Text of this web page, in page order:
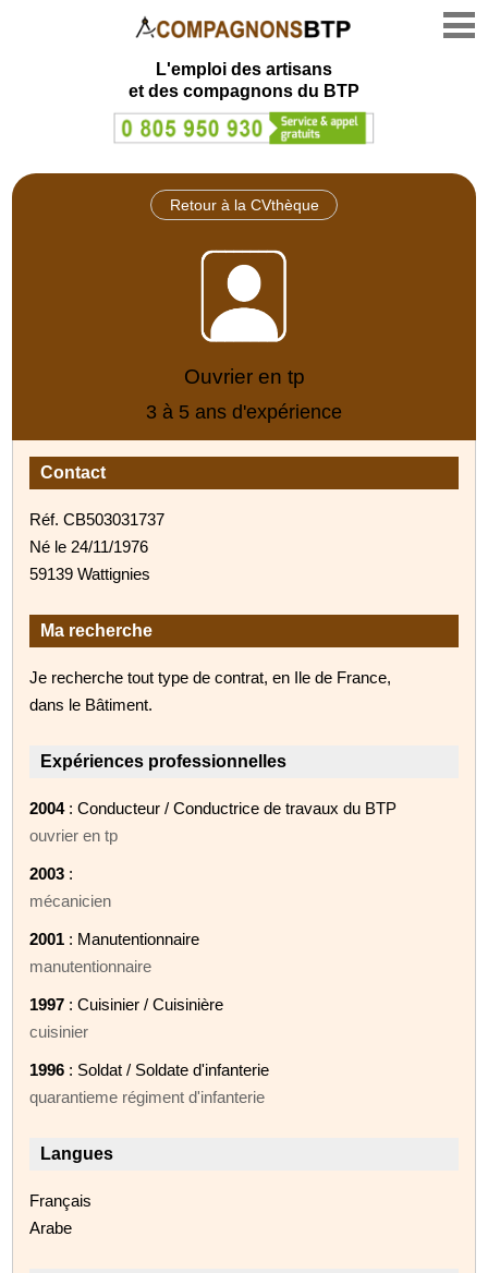
L'emploi des artisans
et des compagnons du BTP
Retour à la CVthèque
Ouvrier en tp
3 à 5 ans d'expérience
Contact
Réf. CB503031737
Né le 24/11/1976
59139 Wattignies
Ma recherche
Je recherche tout type de contrat, en Ile de France,
dans le Bâtiment.
Expériences professionnelles
2004: Conducteur / Conductrice de travaux du BTP
ouvrier en tp
2003 :
mécanicien
2001 : Manutentionnaire
manutentionnaire
1997 : Cuisinier / Cuisinière
cuisinier
1996 : Soldat / Soldate d'infanterie
quarantieme régiment d'infanterie
Langues
Français
Arabe